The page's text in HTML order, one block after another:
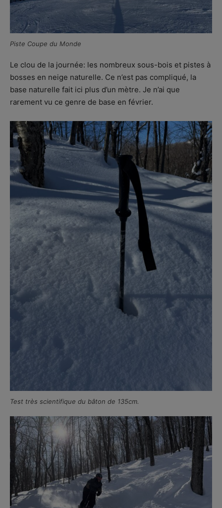
Piste Coupe du Monde
Le clou de la journée: les nombreux sous-bois et pistes à
bosses en neige naturelle. Ce n’est pas compliqué, la
base naturelle fait ici plus d’un mètre. Je n’ai que
rarement vu ce genre de base en février.
Test très scientifique du bâton de 135cm.